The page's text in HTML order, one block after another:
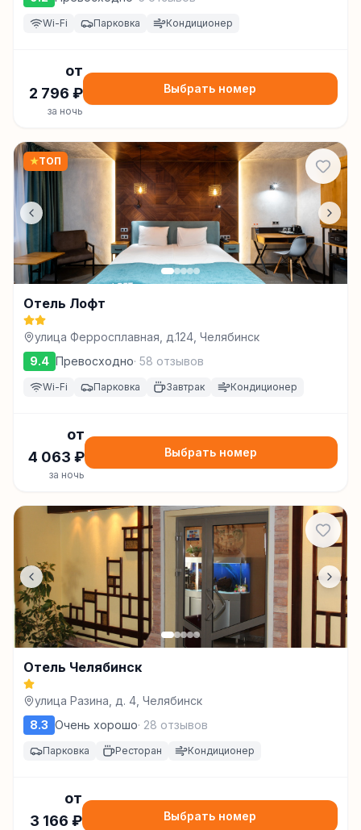
Wi-Fi Парковка Кондиционер
от
2 796 ₽
за ночь
Выбрать номер
★ТОП
Отель Лофт
улица Ферросплавная, д.124, Челябинск
9.4 Превосходно· 58 отзывов
Wi-Fi Парковка Завтрак Кондиционер
от
4 063 ₽
за ночь
Выбрать номер
Отель Челябинск
улица Разина, д. 4, Челябинск
8.3 Очень хорошо· 28 отзывов
Парковка Ресторан Кондиционер
от
3 166 ₽ Выбрать номер